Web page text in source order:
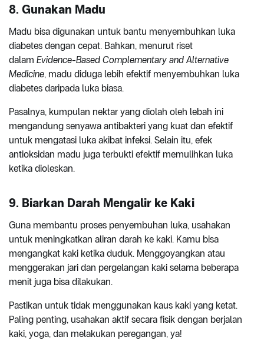
8. Gunakan Madu
Madu bisa digunakan untuk bantu menyembuhkan luka
diabetes dengan cepat. Bahkan, menurut riset
dalam Evidence-Based Complementary and Alternative
Medicine, madu diduga lebih efektif menyembuhkan luka
diabetes daripada luka biasa.
Pasalnya, kumpulan nektar yang diolah oleh lebah ini
mengandung senyawa antibakteri yang kuat dan efektif
untuk mengatasi luka akibat infeksi. Selain itu, efek
antioksidan madu juga terbukti efektif memulihkan luka
ketika dioleskan.
9. Biarkan Darah Mengalir ke Kaki
Guna membantu proses penyembuhan luka, usahakan
untuk meningkatkan aliran darah ke kaki. Kamu bisa
mengangkat kaki ketika duduk. Menggoyangkan atau
menggerakan jari dan pergelangan kaki selama beberapa
menit juga bisa dilakukan.
Pastikan untuk tidak menggunakan kaus kaki yang ketat.
Paling penting, usahakan aktif secara fisik dengan berjalan
kaki, yoga, dan melakukan peregangan, ya!